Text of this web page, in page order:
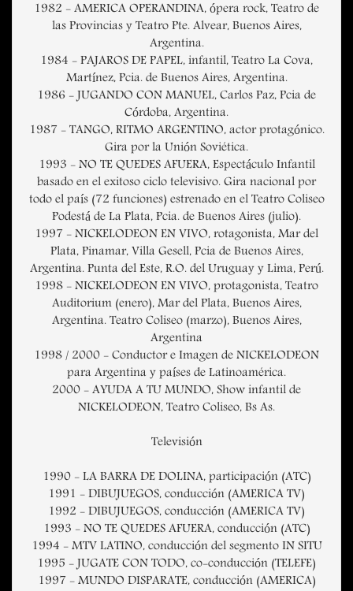
1982 - AMERICA OPERANDINA, ópera rock, Teatro de
las Provincias y Teatro Pte. Alvear, Buenos Aires,
Argentina.
1984 - PAJAROS DE PAPEL, infantil, Teatro La Cova,
Martínez, Pcia. de Buenos Aires, Argentina.
1986 - JUGANDO CON MANUEL, Carlos Paz, Pcia de
Córdoba, Argentina.
1987 - TANGO, RITMO ARGENTINO, actor protagónico.
Gira por la Unión Soviética.
1993 - NO TE QUEDES AFUERA, Espectáculo Infantil
basado en el exitoso ciclo televisivo. Gira nacional por
todo el país (72 funciones) estrenado en el Teatro Coliseo
Podestá de La Plata, Pcia. de Buenos Aires (julio).
1997 - NICKELODEON EN VIVO, rotagonista, Mar del
Plata, Pinamar, Villa Gesell, Pcia de Buenos Aires,
Argentina. Punta del Este, R.O. del Uruguay y Lima, Perú.
1998 - NICKELODEON EN VIVO, protagonista, Teatro
Auditorium (enero), Mar del Plata, Buenos Aires,
Argentina. Teatro Coliseo (marzo), Buenos Aires,
Argentina
1998 / 2000 - Conductor e Imagen de NICKELODEON
para Argentina y países de Latinoamérica.
2000 - AYUDA A TU MUNDO, Show infantil de
NICKELODEON, Teatro Coliseo, Bs As.
Televisión
1990 - LA BARRA DE DOLINA, participación (ATC)
1991 - DIBUJUEGOS, conducción (AMERICA TV)
1992 - DIBUJUEGOS, conducción (AMERICA TV)
1993 - NO TE QUEDES AFUERA, conducción (ATC)
1994 - MTV LATINO, conducción del segmento IN SITU
1995 - JUGATE CON TODO, co-conducción (TELEFE)
1997 - MUNDO DISPARATE, conducción (AMERICA)